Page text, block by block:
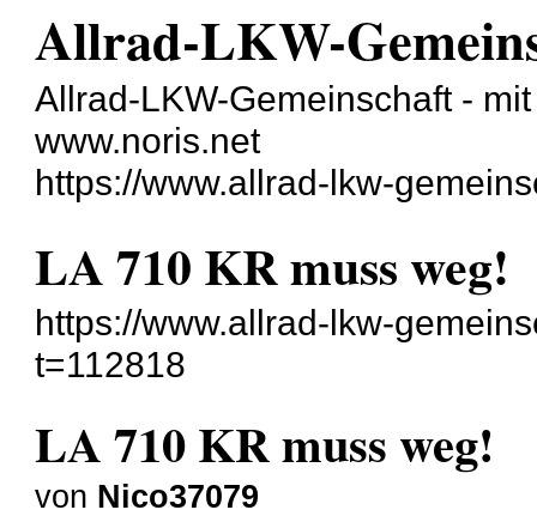
Allrad-LKW-
Allrad-LKW-Gemeinschaft -
www.noris.net
https://www.allrad-lkw-
LA 710 KR muss weg!
https://www.allrad-lkw-
t=112818
LA 710 KR muss weg!
von Nico37079